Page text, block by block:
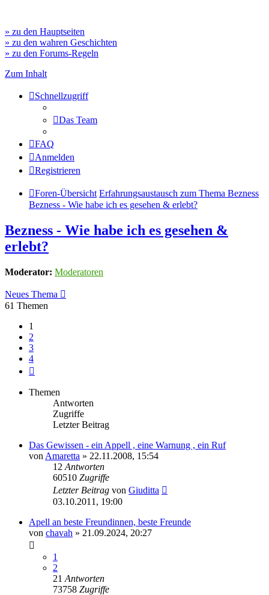
» zu den Hauptseiten
» zu den wahren Geschichten
» zu den Forums-Regeln
Zum Inhalt
Schnellzugriff
Das Team
FAQ
Anmelden
Registrieren
Foren-Übersicht Erfahrungsaustausch zum Thema Bezness
Bezness - Wie habe ich es gesehen & erlebt?
Bezness - Wie habe ich es gesehen &
erlebt?
Moderator: Moderatoren
Neues Thema
61 Themen
1
2
3
4
Themen
Antworten
Zugriffe
Letzter Beitrag
Das Gewissen - ein Appell , eine Warnung , ein Ruf
von Amaretta » 22.11.2008, 15:54
12 Antworten
60510 Zugriffe
Letzter Beitrag von Giuditta
03.10.2011, 19:00
Apell an beste Freundinnen, beste Freunde
von chavah » 21.09.2024, 20:27
1
2
21 Antworten
73758 Zugriffe